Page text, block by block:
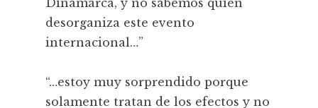
Dinamarca, y no sabemos quién
desorganiza este evento
internacional…”
“…estoy muy sorprendido porque
solamente tratan de los efectos y no